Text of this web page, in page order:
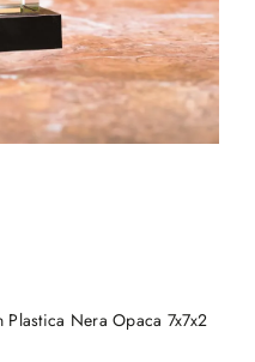
Plastica Nera Opaca 7x7x2